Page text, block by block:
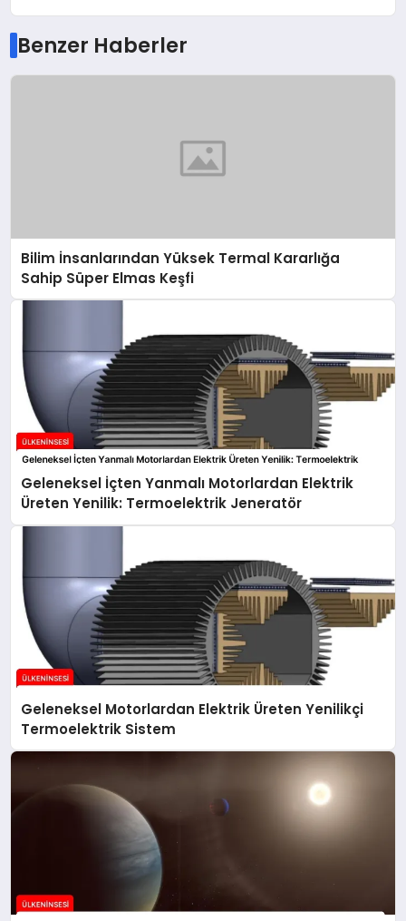
Benzer Haberler
Bilim İnsanlarından Yüksek Termal Kararlığa
Sahip Süper Elmas Keşfi
Geleneksel İçten Yanmalı Motorlardan Elektrik
Üreten Yenilik: Termoelektrik Jeneratör
Geleneksel Motorlardan Elektrik Üreten Yenilikçi
Termoelektrik Sistem